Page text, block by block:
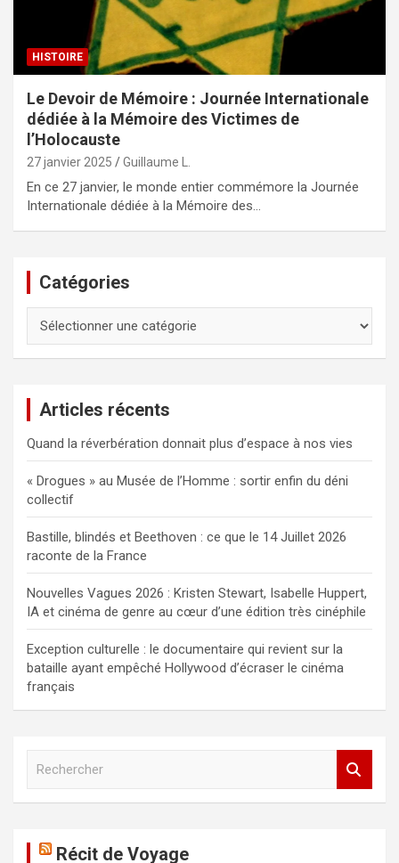
HISTOIRE
Le Devoir de Mémoire : Journée Internationale
dédiée à la Mémoire des Victimes de
l’Holocauste
27 janvier 2025 Guillaume L.
En ce 27 janvier, le monde entier commémore la Journée
Internationale dédiée à la Mémoire des…
Catégories
Articles récents
Quand la réverbération donnait plus d’espace à nos vies
« Drogues » au Musée de l’Homme : sortir enfin du déni
collectif
Bastille, blindés et Beethoven : ce que le 14 Juillet 2026
raconte de la France
Nouvelles Vagues 2026 : Kristen Stewart, Isabelle Huppert,
IA et cinéma de genre au cœur d’une édition très cinéphile
Exception culturelle : le documentaire qui revient sur la
bataille ayant empêché Hollywood d’écraser le cinéma
français
Récit de Voyage